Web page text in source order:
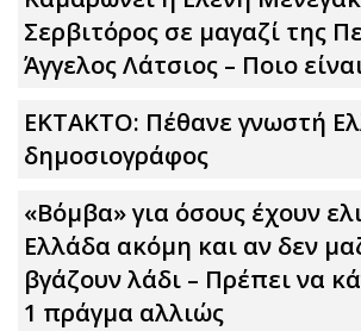
Σερβιτόρος σε μαγαζί της
Άγγελος Λάτσιος – Ποιο
ΕΚΤΑΚΤΟ: Πέθανε γνωστή
δημοσιογράφος
«Βόμβα» για όσους έχουν
Ελλάδα ακόμη και αν δεν
βγάζουν λάδι – Πρέπει να
1 πράγμα αλλιώς